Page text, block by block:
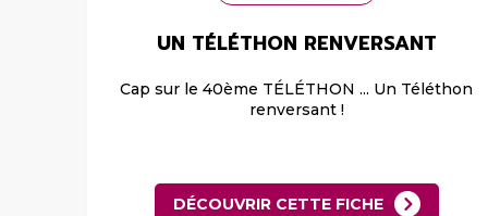
UN TÉLÉTHON RENVERSANT
Cap sur le 40ème TÉLÉTHON ... Un Téléthon
renversant !
DÉCOUVRIR CETTE FICHE